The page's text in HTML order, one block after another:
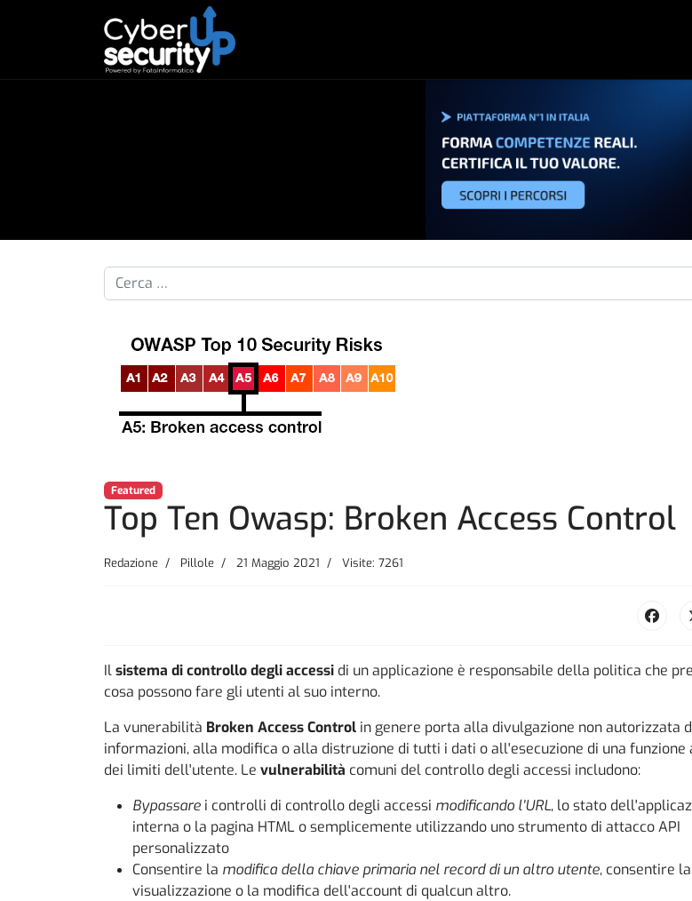
Cerca nelle pillole...
Featured
Top Ten Owasp: Broken Access Control
Redazione Pillole 21 Maggio 2021 Visite: 7261
Ilsistema di controllo degli accessi di un applicazione è responsabile della politica che
cosa possono fare gli utenti al suo interno.
La vunerabilità Broken Access Control in genere porta alla divulgazione non autorizzata
informazioni, alla modifica o alla distruzione di tutti i dati o all'esecuzione di una funzione
dei limiti dell'utente. Le vulnerabilità comuni del controllo degli accessi includono:
Bypassare i controlli di controllo degli accessi modificando l'URL, lo stato
interna o la pagina HTML o semplicemente utilizzando uno strumento di attacco API
personalizzato
Consentire la modifica della chiave primaria nel record di un altro utente, consentire la
visualizzazione o la modifica dell'account di qualcun altro.